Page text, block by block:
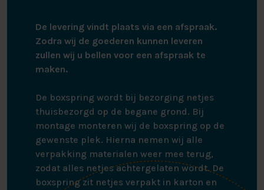
De levering vindt plaats via een afspraak.
Zodra wij de goederen kunnen leveren
zullen wij u bellen voor een afspraak te
maken.
De boxspring wordt bij bezorging netjes
thuisbezorgd op de begane grond. Bij
montage monteren wij de boxspring op de
gewenste plek. Hierna nemen wij alle
verpakking materialen weer mee terug,
zodat alles netjes achtergelaten wordt. De
boxspring zit netjes verpakt in karton en